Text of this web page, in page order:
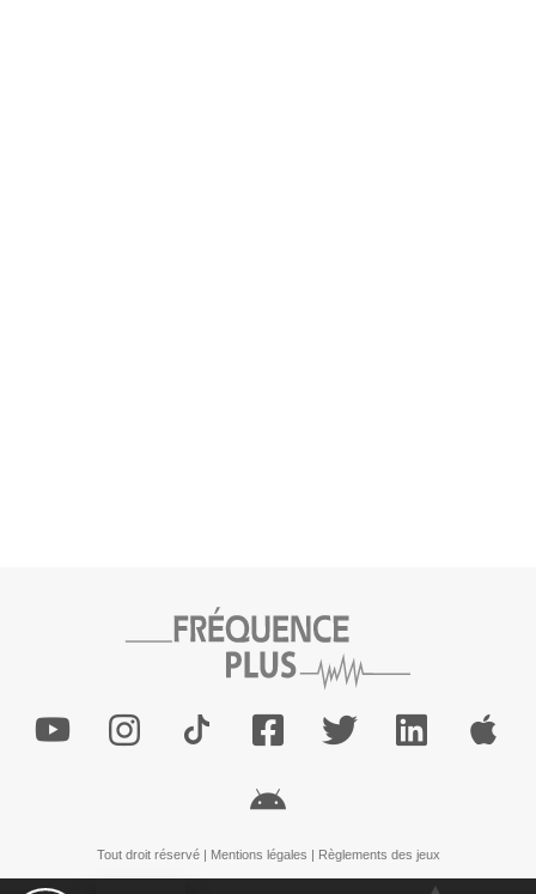
Tout droit réservé | Mentions légales | Règlements des jeux